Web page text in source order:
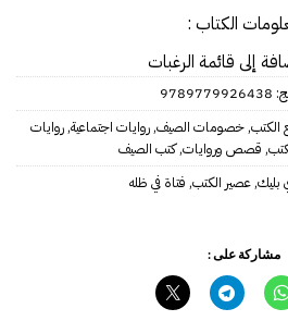
الكتاب :
إلى قائمة الرغبات
9789779926438
الكتب,خصومات الصيف,روايات اجتماعية,روايات
, قصص وروايات,كتب الصيف
بليك,عصير الكتب, فتاة في ظله
مشاركة على :